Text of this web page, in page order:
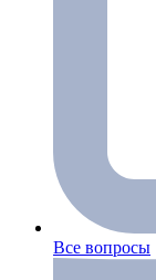
Все вопросы